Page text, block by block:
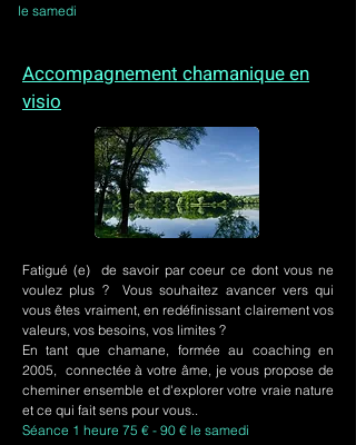
le samedi
Accompagnement chamanique en
visio
Fatigué (e) de savoir par coeur ce dont vous ne
voulez plus ? Vous souhaitez avancer vers qui
vous êtes vraiment, en redéfinissant clairement vos
valeurs, vos besoins, vos limites ?
En tant que chamane, formée au coaching en
2005, connectée à votre âme, je vous propose de
cheminer ensemble et d'explorer votre vraie nature
et ce qui fait sens pour vous..
Séance 1 heure 75 € - 90 € le samedi